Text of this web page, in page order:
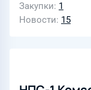
Закупки 1
Новости 15